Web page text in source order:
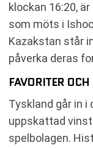
klockan 16:20,
som möts i
Kazakstan står
påverka deras
FAVORITER
Tyskland går in
uppskattad
spelbolagen.